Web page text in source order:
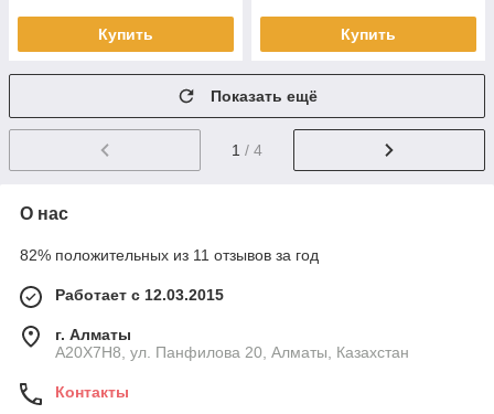
Купить Купить
Показать ещё
1 / 4
О нас
82% положительных из 11 отзывов за год
Работает с 12.03.2015
г. Алматы
A20X7H8, ул. Панфилова 20, Алматы, Казахстан
Контакты